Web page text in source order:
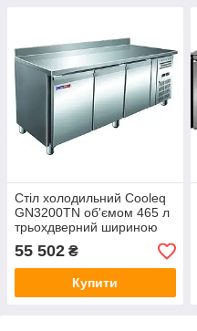
Стіл холодильний Cooleq
GN3200TN об'ємом 465 л
трьохдверний шириною
700 мм з бортом
55 502 ₴
Купити